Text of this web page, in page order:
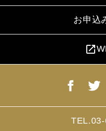
お申込
open_in_new